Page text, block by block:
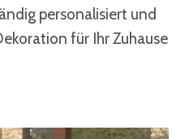
personalisiert und
für Ihr Zuhause